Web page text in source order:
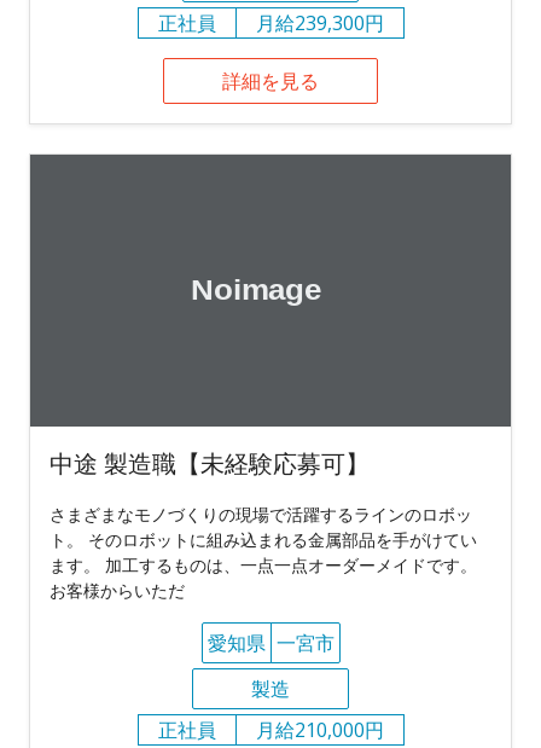
正社員
月給239,300円
詳細を見る
中途 製造職【未経験応募可】
さまざまなモノづくりの現場で活躍するラインのロボッ
ト。 そのロボットに組み込まれる金属部品を手がけてい
ます。 加工するものは、一点一点オーダーメイドです。
お客様からいただ
愛知県 一宮市
製造
正社員
月給210,000円